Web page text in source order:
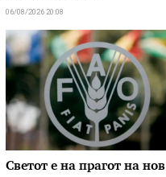
06/08/2026 20:08
Светот е на прагот на нов